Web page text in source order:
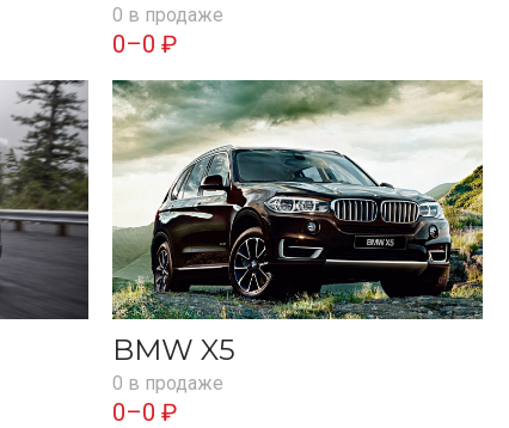
0 в продаже
0–0 ₽
BMW X5
0 в продаже
0–0 ₽